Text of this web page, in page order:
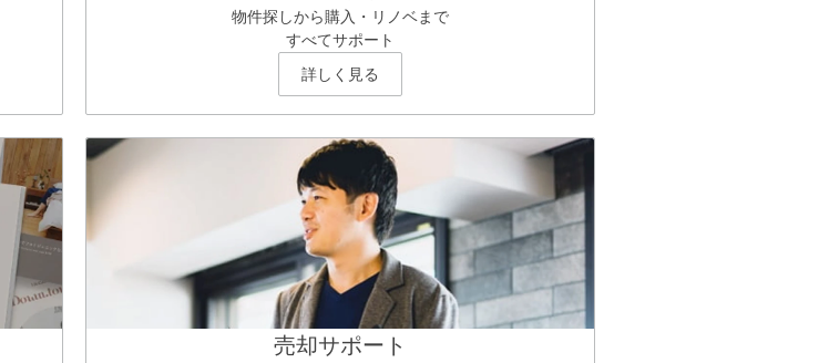
物件探しから購入・リノベまで
すべてサポート
詳しく見る
売却サポート